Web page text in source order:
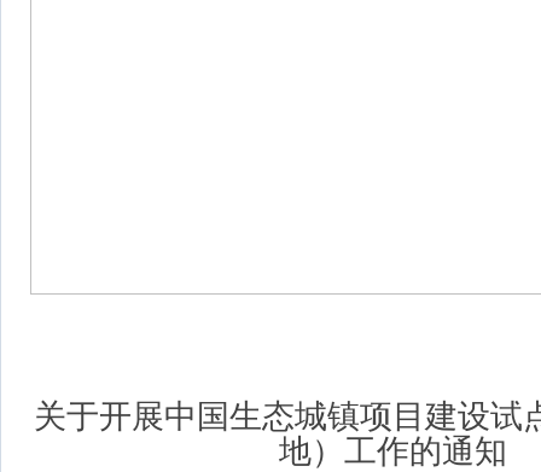
关于开展中国生态城镇项目建设试
地）工作的通知